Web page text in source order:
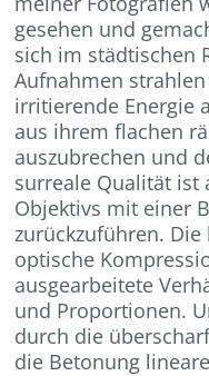
gesehen und
sich im städtischen
Aufnahmen
irritierende Energie
aus ihrem flachen
auszubrechen und
surreale Qualität ist
Objektivs mit einer
zurückzuführen.
optische
ausgearbeitete
und Proportionen.
durch die
die Betonung